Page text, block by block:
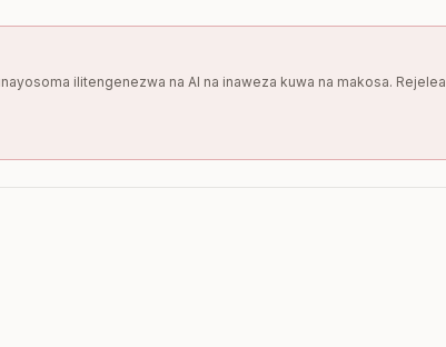
ilitengenezwa na AI na inaweza kuwa na makosa. Rejelea